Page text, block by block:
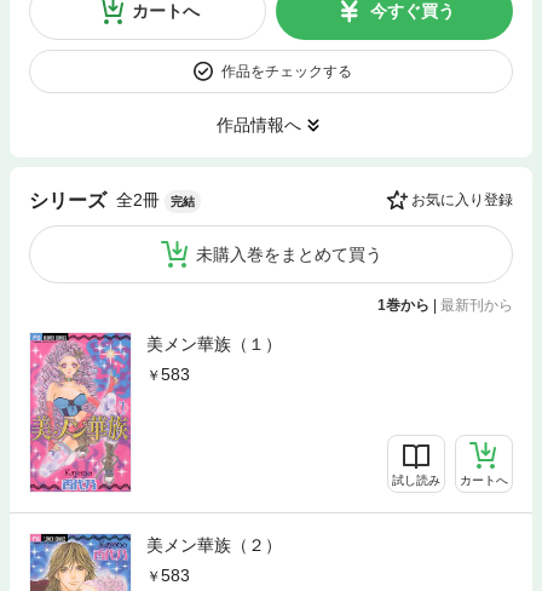
カートへ 今すぐ買う
作品をチェックする
作品情報へ
シリーズ 全2冊 完結 お気に入り登録
未購入巻をまとめて買う
1巻から 最新刊から
美メン華族（１）
583
試し読み カートへ
美メン華族（２）
583